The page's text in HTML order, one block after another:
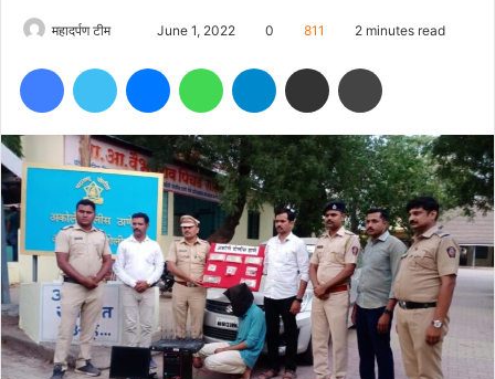
महादर्पण टीम
email
June 1, 2022 0 811 2 minutes read
FacebookTwitter MessengerWhatsAppTelegram Share via Email